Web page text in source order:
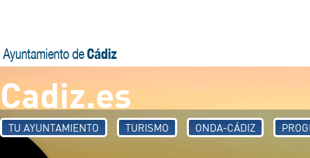
Cadiz.es
TU AYUNTAMIENTO TURISMO ONDA-CÁDIZ